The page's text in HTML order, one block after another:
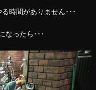
時間がありません･･･
なったら･･･